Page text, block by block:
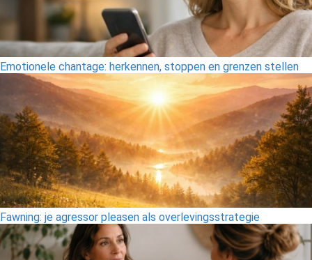
Emotionele chantage: herkennen, stoppen en grenzen stellen
Fawning: je agressor pleasen als overlevingsstrategie